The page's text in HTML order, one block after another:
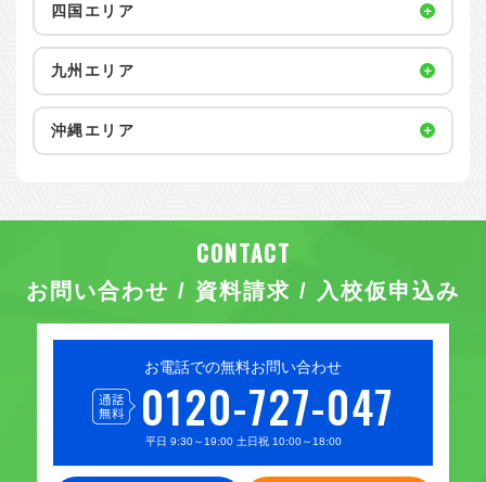
お問い合わせ / 資料請求 / 入校仮申込み
お電話での無料お問い合わせ
0120-727-047
平日 9:30～19:00 土日祝 10:00～18:00
四国エリア
九州エリア
沖縄エリア